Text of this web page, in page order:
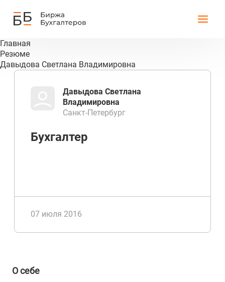
Главная
Резюме
Давыдова Светлана Владимировна
Давыдова Светлана
Владимировна
Санкт-Петербург
Бухгалтер
07 июля 2016
О себе